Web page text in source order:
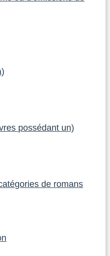
possédant un)
de romans